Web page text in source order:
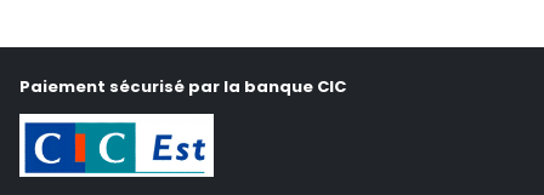
Paiement sécurisé par la banque CIC